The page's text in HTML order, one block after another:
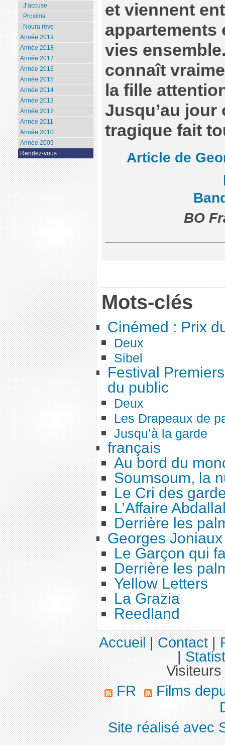
et viennent
appartements
vies
connaît
la fille
Jusqu’au jour
tragique fait
Article de
BO
Mots-clés
Cinémed : Prix
Deux
Sibel
Festival
du public
Deux
Les Drapeaux de
Jusqu’à la garde
français
Au bord du
Soumsoum, la
Le Cri des
L’Affaire
Derrière les
Georges Joniaux
Le Garçon qui
Derrière les
Yellow Letters
La Grazia
Reedland
J’accuse
Proxima
Noura rêve
Année 2019
Année 2018
Année 2017
Année 2016
Année 2015
Année 2014
Année 2013
Année 2012
Année 2011
Année 2010
Année 2009
Rendez-vous
Accueil|Contact|
|
FR
Films
Site réalisé avec